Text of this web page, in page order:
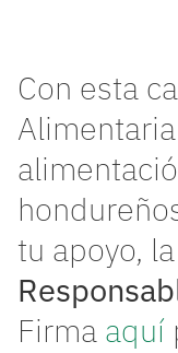
Con esta
tu apoyo, la
Firma aquí